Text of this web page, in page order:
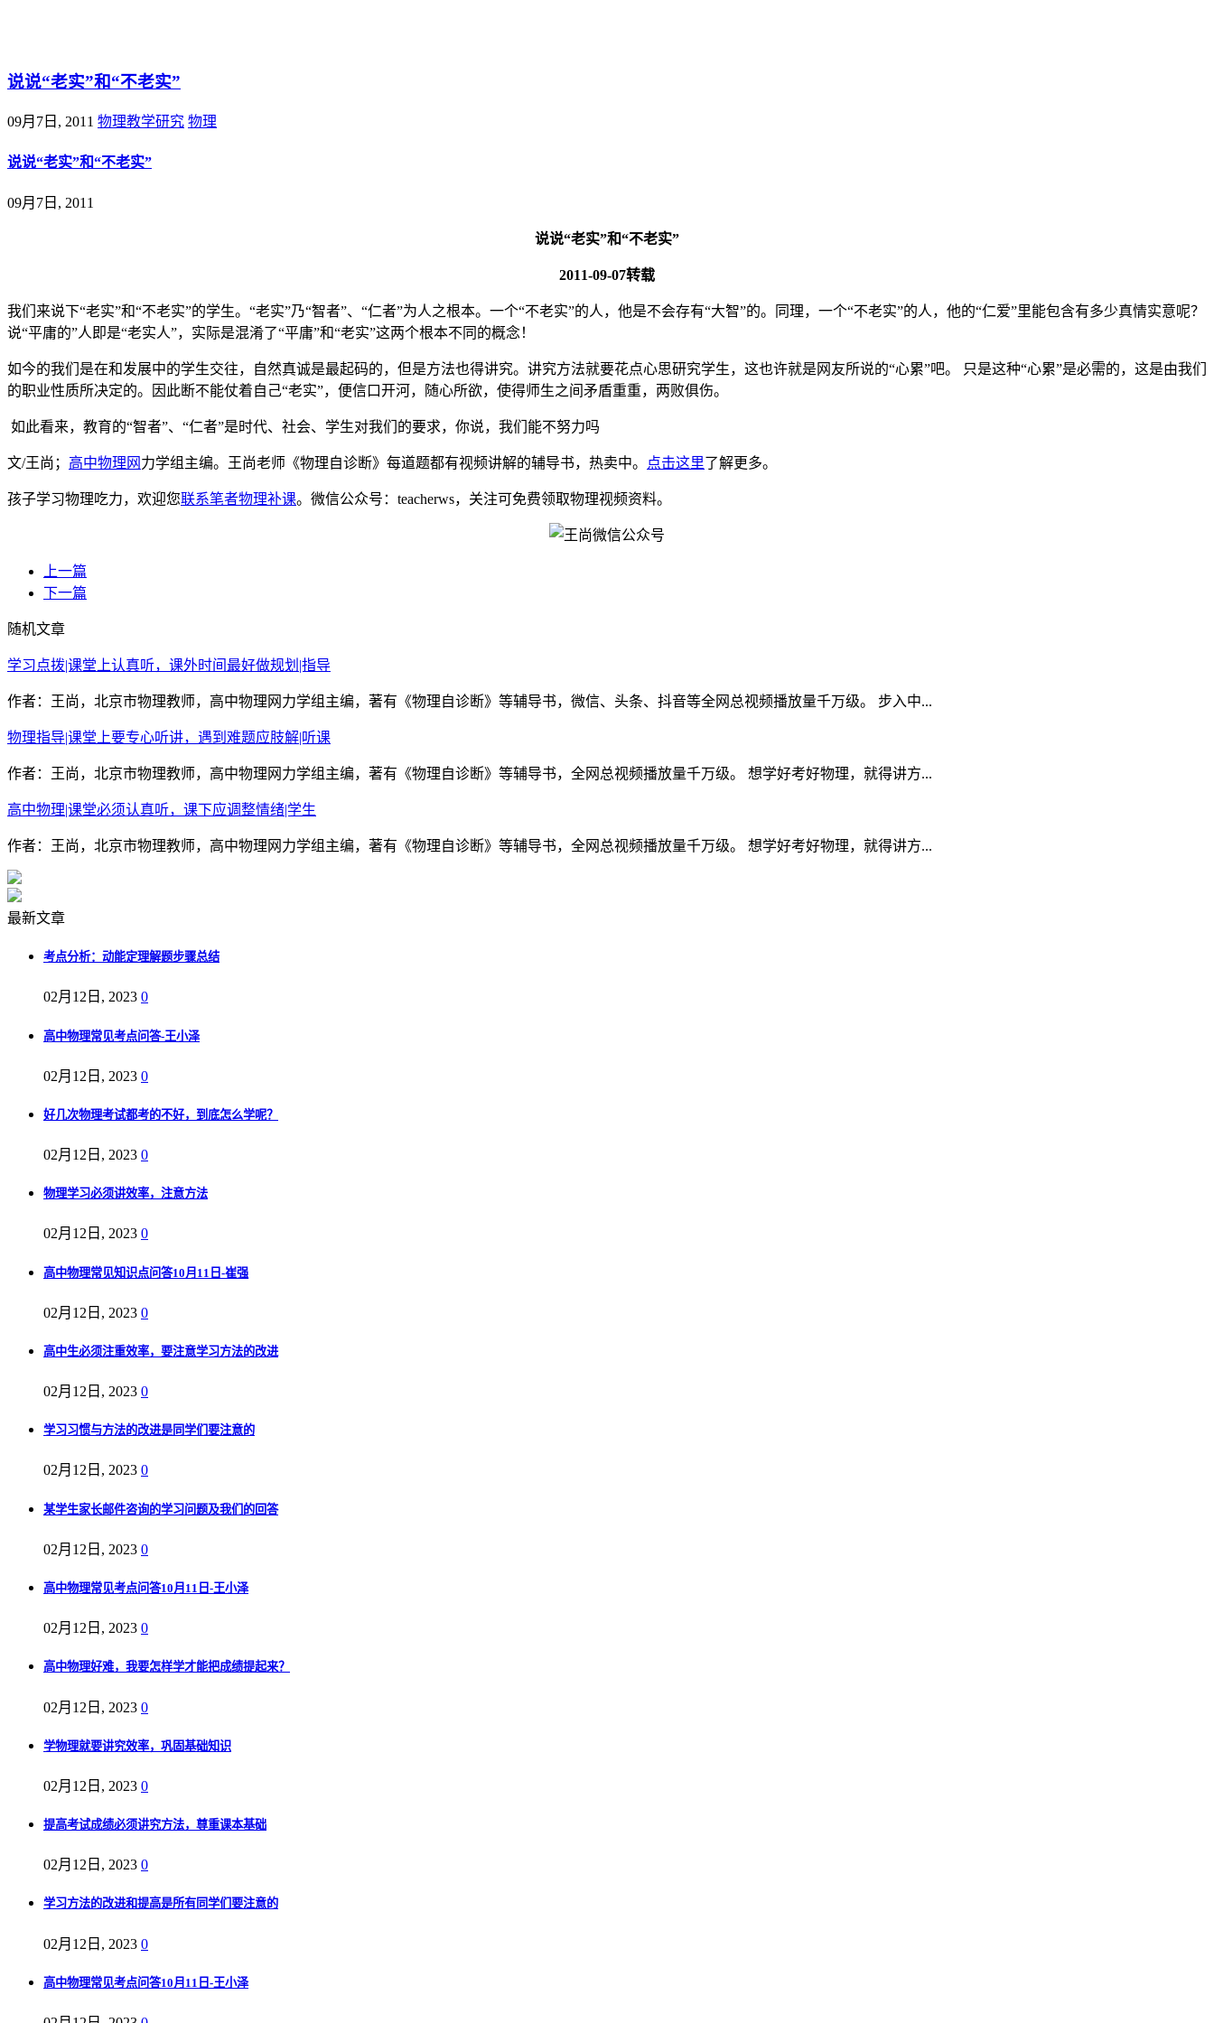
说说“老实”和“不老实”
09月7日, 2011 物理教学研究 物理
说说“老实”和“不老实”
09月7日, 2011
说说“老实”和“不老实”
2011-09-07转载
我们来说下“老实”和“不老实”的学生。“老实”乃“智者”、“仁者”为人之根本。一个“不老实”的人，他是不会存有“大智”的。同理，一个“不老实”的人，他的“仁爱”里能包含有多少真情实意呢？
说“平庸的”人即是“老实人”，实际是混淆了“平庸”和“老实”这两个根本不同的概念！
如今的我们是在和发展中的学生交往，自然真诚是最起码的，但是方法也得讲究。讲究方法就要花点心思研究学生，这也许就是网友所说的“心累”吧。 只是这种“心累”是必需的，这是由我们
的职业性质所决定的。因此断不能仗着自己“老实”，便信口开河，随心所欲，使得师生之间矛盾重重，两败俱伤。
如此看来，教育的“智者”、“仁者”是时代、社会、学生对我们的要求，你说，我们能不努力吗
文/王尚； 高中物理网 力学组主编。王尚老师《物理自诊断》每道题都有视频讲解的辅导书，热卖中。 点击这里了解更多。
孩子学习物理吃力，欢迎您联系笔者物理补课。微信公众号：teacherws，关注可免费领取物理视频资料。
上一篇
下一篇
随机文章
学习点拨|课堂上认真听，课外时间最好做规划|指导
作者：王尚，北京市物理教师，高中物理网力学组主编，著有《物理自诊断》等辅导书，微信、头条、抖音等全网总视频播放量千万级。 步入中...
物理指导|课堂上要专心听讲，遇到难题应肢解|听课
作者：王尚，北京市物理教师，高中物理网力学组主编，著有《物理自诊断》等辅导书，全网总视频播放量千万级。 想学好考好物理，就得讲方...
高中物理|课堂必须认真听，课下应调整情绪|学生
作者：王尚，北京市物理教师，高中物理网力学组主编，著有《物理自诊断》等辅导书，全网总视频播放量千万级。 想学好考好物理，就得讲方...
最新文章
考点分析：动能定理解题步骤总结
02月12日, 2023 0
高中物理常见考点问答-王小泽
02月12日, 2023 0
好几次物理考试都考的不好，到底怎么学呢？
02月12日, 2023 0
物理学习必须讲效率，注意方法
02月12日, 2023 0
高中物理常见知识点问答10月11日-崔强
02月12日, 2023 0
高中生必须注重效率，要注意学习方法的改进
02月12日, 2023 0
学习习惯与方法的改进是同学们要注意的
02月12日, 2023 0
某学生家长邮件咨询的学习问题及我们的回答
02月12日, 2023 0
高中物理常见考点问答10月11日-王小泽
02月12日, 2023 0
高中物理好难，我要怎样学才能把成绩提起来？
02月12日, 2023 0
学物理就要讲究效率，巩固基础知识
02月12日, 2023 0
提高考试成绩必须讲究方法，尊重课本基础
02月12日, 2023 0
学习方法的改进和提高是所有同学们要注意的
02月12日, 2023 0
高中物理常见考点问答10月11日-王小泽